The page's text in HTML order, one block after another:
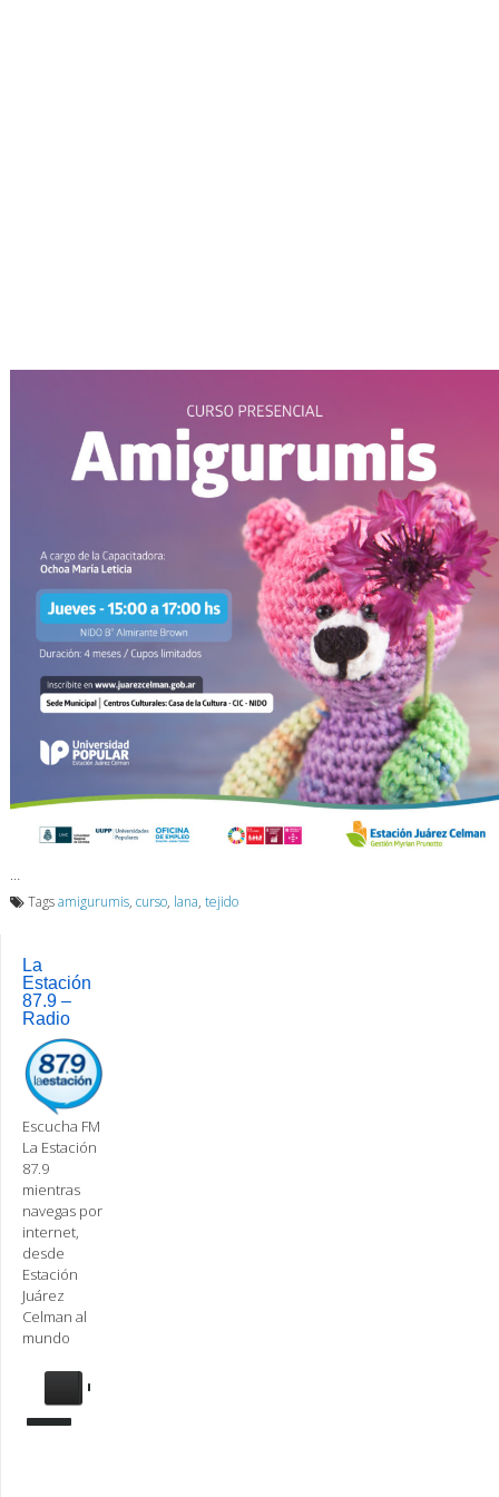
…
Tagsamigurumis, curso, lana, tejido
La
Estación
87.9 –
Radio
Escucha FM
La Estación
87.9
mientras
navegas por
internet,
desde
Estación
Juárez
Celman al
mundo